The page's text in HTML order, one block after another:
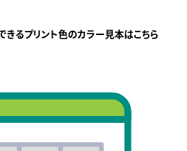
きるプリント色のカラー見本はこちら